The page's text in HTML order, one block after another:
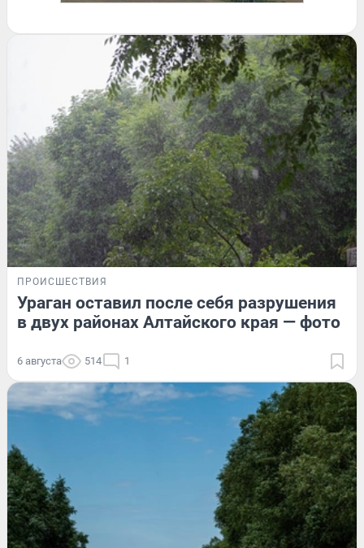
ПРОИСШЕСТВИЯ
Ураган оставил после себя разрушения
в двух районах Алтайского края — фото
6 августа 514 1